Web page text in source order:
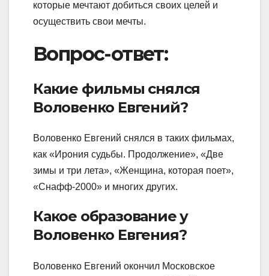
которые мечтают добиться своих целей и
осуществить свои мечты.
Вопрос-ответ:
Какие фильмы снялся
Воловенко Евгений?
Воловенко Евгений снялся в таких фильмах,
как «Ирония судьбы. Продолжение», «Две
зимы и три лета», «Женщина, которая поет»,
«Снафф-2000» и многих других.
Какое образование у
Воловенко Евгения?
Воловенко Евгений окончил Московское